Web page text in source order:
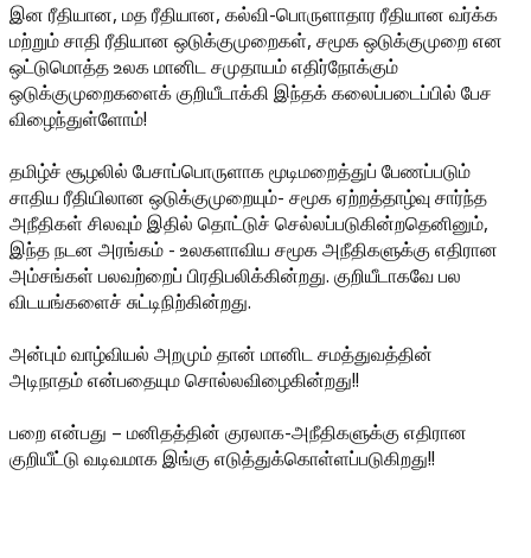
இன ரீதியான, மத ரீதியான, கல்வி-பொருளாதார ரீதியான வர்க்க
மற்றும் சாதி ரீதியான ஒடுக்குமுறைகள், சமூக ஒடுக்குமுறை என
ஒட்டுமொத்த உலக மானிட சமுதாயம் எதிர்நோக்கும்
ஒடுக்குமுறைகளைக் குறியீடாக்கி இந்தக் கலைப்படைப்பில் பேச
விழைந்துள்ளோம்!
தமிழ்ச் சூழலில் பேசாப்பொருளாக மூடிமறைத்துப் பேணப்படும்
சாதிய ரீதியிலான ஒடுக்குமுறையும்- சமூக ஏற்றத்தாழ்வு சார்ந்த
அநீதிகள் சிலவும் இதில் தொட்டுச் செல்லப்படுகின்றதெனினும்,
இந்த நடன அரங்கம் - உலகளாவிய சமூக அநீதிகளுக்கு எதிரான
அம்சங்கள் பலவற்றைப் பிரதிபலிக்கின்றது. குறியீடாகவே பல
விடயங்களைச் சுட்டிநிற்கின்றது.
அன்பும் வாழ்வியல் அறமும் தான் மானிட சமத்துவத்தின்
அடிநாதம் என்பதையும சொல்லவிழைகின்றது!!
பறை என்பது – மனிதத்தின் குரலாக-அநீதிகளுக்கு எதிரான
குறியீட்டு வடிவமாக இங்கு எடுத்துக்கொள்ளப்படுகிறது!!